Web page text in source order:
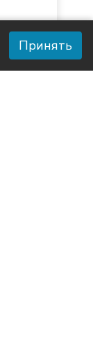
Принять